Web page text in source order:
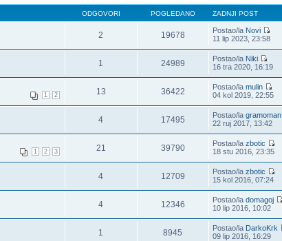
ODGOVORI POGLEDANO ZADNJI POST
2 19678 Postao/la Novi
11 lip 2023, 23:58
1 24989 Postao/la Niki
16 tra 2020, 16:19
1 2 13 36422 Postao/lamulin
04 kol 2019, 22:55
4 17495 Postao/lagramoman
22 ruj 2017, 13:42
1 2 3 21 39790 Postao/lazbotic
18 stu 2016, 23:35
4 12709 Postao/lazbotic
15 kol 2016, 07:24
4 12346 Postao/ladomagoj
10 lip 2016, 10:02
1 8945 Postao/la DarkoKrk
09 lip 2016, 16:29